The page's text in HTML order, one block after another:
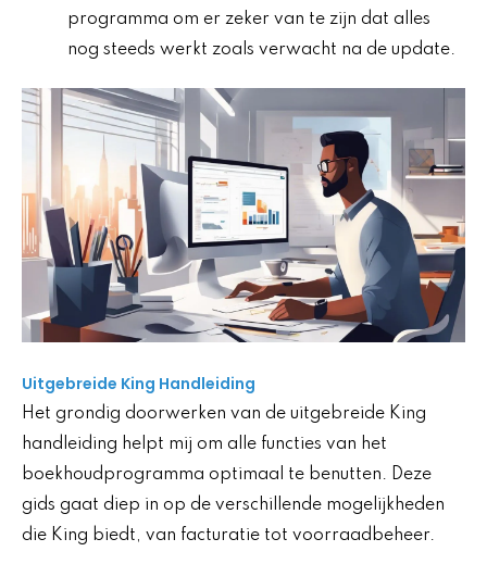
programma om er zeker van te zijn dat alles
nog steeds werkt zoals verwacht na de update.
Uitgebreide King Handleiding
Het grondig doorwerken van de uitgebreide King
handleiding helpt mij om alle functies van het
boekhoudprogramma optimaal te benutten. Deze
gids gaat diep in op de verschillende mogelijkheden
die King biedt, van facturatie tot voorraadbeheer.